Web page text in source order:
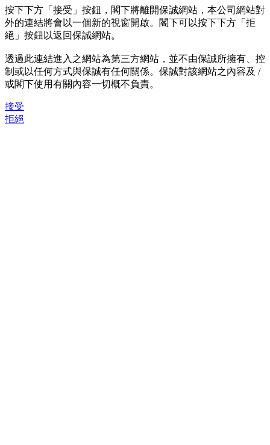
按下下方「接受」按鈕，閣下將離開保誠網站，本公司網站對
外的連結將會以一個新的視窗開啟。閣下可以按下下方「拒
絕」按鈕以返回保誠網站。
透過此連結進入之網站為第三方網站，並不由保誠所擁有、控
制或以任何方式與保誠有任何關係。保誠對該網站之內容及 /
或閣下使用有關內容一切概不負責。
接受
拒絕